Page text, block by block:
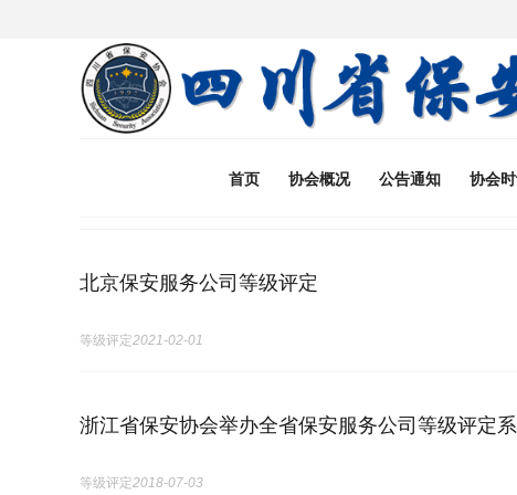
首页 协会概况 公告通知 协会
北京保安服务公司等级评定
等级评定2021-02-01
浙江省保安协会举办全省保安服务公司等级评定
等级评定2018-07-03